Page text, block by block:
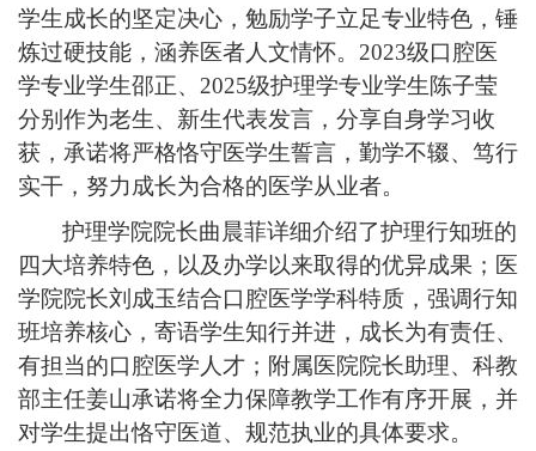
学生成长的坚定决心，勉励学子立足专业特色，锤
炼过硬技能，涵养医者人文情怀。 2023级口腔医
学专业学生邵正、2025级护理学专业学生陈子莹
分别作为老生、新生代表发言，分享自身学习收
获，承诺将严格恪守医学生誓言，勤学不辍、笃行
实干，努力成长为合格的医学从业者。
护理学院院长曲晨菲详细介绍了护理行知班的
四大培养特色，以及办学以来取得的优异成果；医
学院院长刘成玉结合口腔医学学科特质，强调行知
班培养核心，寄语学生知行并进，成长为有责任、
有担当的口腔医学人才；附属医院院长助理、科教
部主任姜山承诺将全力保障教学工作有序开展，并
对学生提出恪守医道、规范执业的具体要求。